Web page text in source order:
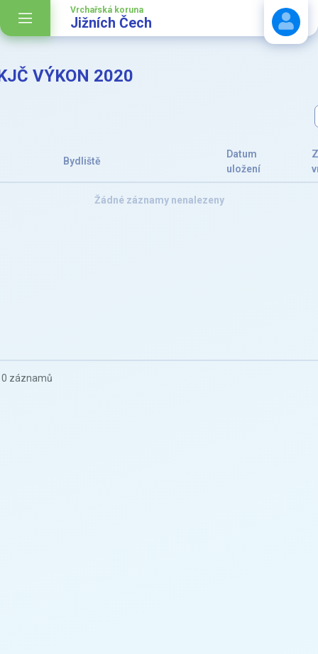
Vrchařská koruna
Jižních Čech
VÝKON 2020
Bydliště
Datum
uložení
Žádné záznamy nenalezeny
záznamů